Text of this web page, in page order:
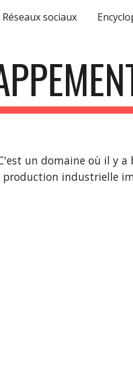
Skip
Réseaux sociaux
un domaine où il y a
industrielle